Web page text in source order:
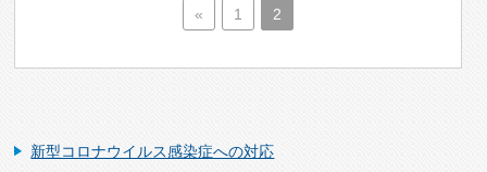
« 1 2
新型コロナウイルス感染症への対応